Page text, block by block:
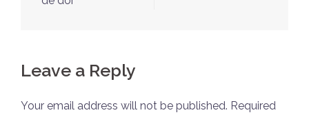
Leave a Reply
Your email address will not be published. Required